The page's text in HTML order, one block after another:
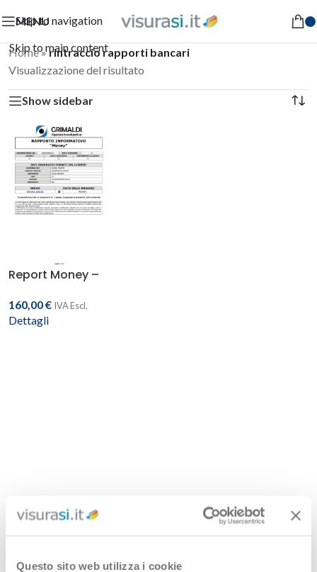
Questo sito web utilizza i cookie
Skip to navigation
Skip to main content
MENU
Home»rintraccio rapporti bancari
Visualizzazione del risultato
Show sidebar
Report Money –
e rapporti bancari
160,00€ IVA Escl.
Dettagli